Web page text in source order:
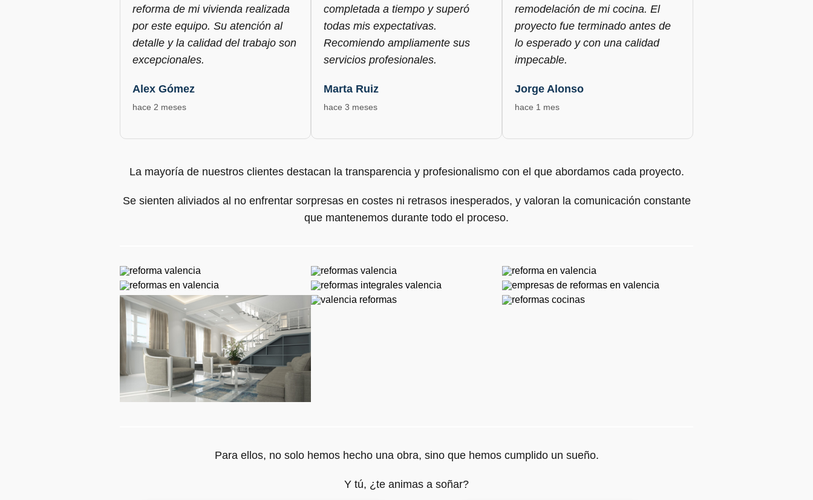
reforma de mi vivienda realizada
por este equipo. Su atención al
detalle y la calidad del trabajo son
excepcionales.
Alex Gómez
hace 2 meses
completada a tiempo y superó
todas mis expectativas.
Recomiendo ampliamente sus
servicios profesionales.
Marta Ruiz
hace 3 meses
remodelación de mi cocina. El
proyecto fue terminado antes de
lo esperado y con una calidad
impecable.
Jorge Alonso
hace 1 mes
La mayoría de nuestros clientes destacan la transparencia y profesionalismo con el que abordamos cada proyecto.
Se sienten aliviados al no enfrentar sorpresas en costes ni retrasos inesperados, y valoran la comunicación constante
que mantenemos durante todo el proceso.
Para ellos, no solo hemos hecho una obra, sino que hemos cumplido un sueño.
Y tú, ¿te animas a soñar?